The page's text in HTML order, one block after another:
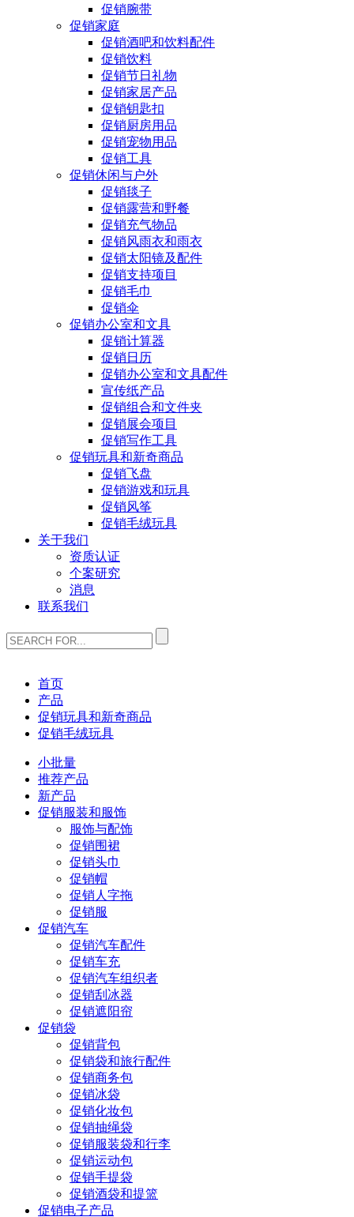
促销腕带
促销家庭
促销酒吧和饮料配件
促销饮料
促销节日礼物
促销家居产品
促销钥匙扣
促销厨房用品
促销宠物用品
促销工具
促销休闲与户外
促销毯子
促销露营和野餐
促销充气物品
促销风雨衣和雨衣
促销太阳镜及配件
促销支持项目
促销毛巾
促销伞
促销办公室和文具
促销计算器
促销日历
促销办公室和文具配件
宣传纸产品
促销组合和文件夹
促销展会项目
促销写作工具
促销玩具和新奇商品
促销飞盘
促销游戏和玩具
促销风筝
促销毛绒玩具
关于我们
资质认证
个案研究
消息
联系我们
首页
产品
促销玩具和新奇商品
促销毛绒玩具
小批量
推荐产品
新产品
促销服装和服饰
服饰与配饰
促销围裙
促销头巾
促销帽
促销人字拖
促销服
促销汽车
促销汽车配件
促销车充
促销汽车组织者
促销刮冰器
促销遮阳帘
促销袋
促销背包
促销袋和旅行配件
促销商务包
促销冰袋
促销化妆包
促销抽绳袋
促销服装袋和行李
促销运动包
促销手提袋
促销酒袋和提篮
促销电子产品